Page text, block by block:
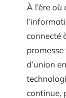
À l’ère
connecté
promesse
d’union
continue,